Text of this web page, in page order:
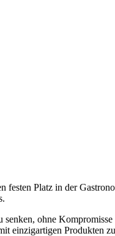
festen Platz in der
ohne
einzigartigen Produkten